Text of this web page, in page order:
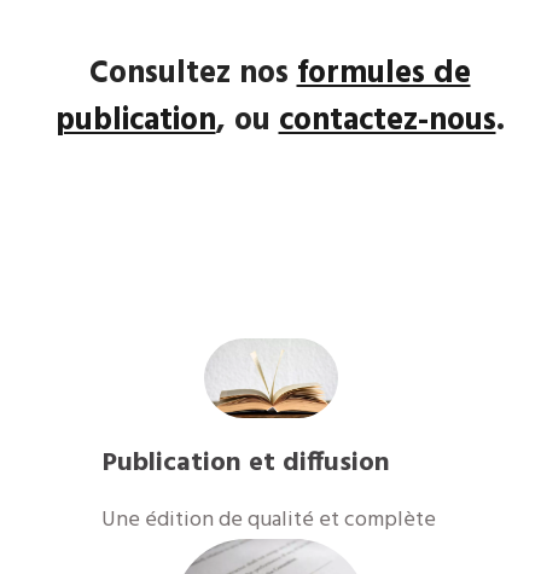
Consultez nosformules de
publication, oucontactez-nous.
Publication et diffusion
Une édition de qualité et complète